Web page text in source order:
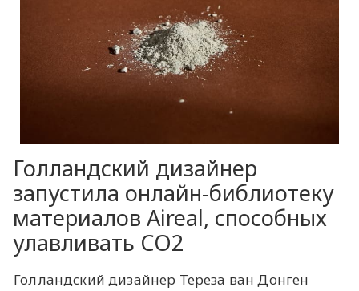
Голландский дизайнер
запустила онлайн-библиотеку
материалов Aireal, способных
улавливать CO2
Голландский дизайнер Тереза ван Донген